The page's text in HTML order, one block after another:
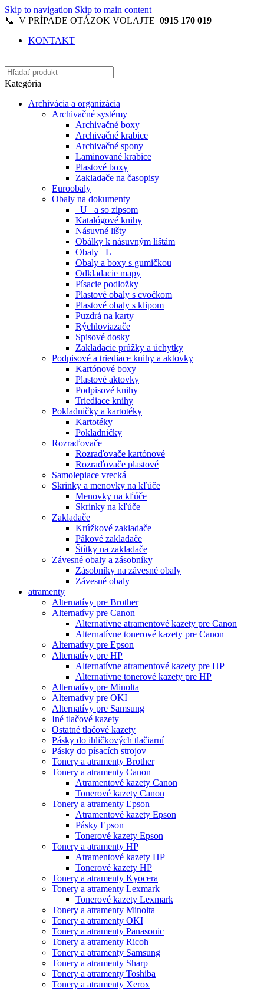
Skip to navigation Skip to main content
📞 V PRÍPADE OTÁZOK VOLAJTE 0915 170 019
KONTAKT
Kategória
Archivácia a organizácia
Archivačné systémy
Archivačné boxy
Archivačné krabice
Archivačné spony
Laminované krabice
Plastové boxy
Zakladače na časopisy
Euroobaly
Obaly na dokumenty
_U_ a so zipsom
Katalógové knihy
Násuvné lišty
Obálky k násuvným lištám
Obaly _L_
Obaly a boxy s gumičkou
Odkladacie mapy
Písacie podložky
Plastové obaly s cvočkom
Plastové obaly s klipom
Puzdrá na karty
Rýchloviazače
Spisové dosky
Zakladacie prúžky a úchytky
Podpisové a triediace knihy a aktovky
Kartónové boxy
Plastové aktovky
Podpisové knihy
Triediace knihy
Pokladničky a kartotéky
Kartotéky
Pokladničky
Rozraďovače
Rozraďovače kartónové
Rozraďovače plastové
Samolepiace vrecká
Skrinky a menovky na kľúče
Menovky na kľúče
Skrinky na kľúče
Zakladače
Krúžkové zakladače
Pákové zakladače
Štítky na zakladače
Závesné obaly a zásobníky
Zásobníky na závesné obaly
Závesné obaly
atramenty
Alternatívy pre Brother
Alternatívy pre Canon
Alternatívne atramentové kazety pre Canon
Alternatívne tonerové kazety pre Canon
Alternatívy pre Epson
Alternatívy pre HP
Alternatívne atramentové kazety pre HP
Alternatívne tonerové kazety pre HP
Alternatívy pre Minolta
Alternatívy pre OKI
Alternatívy pre Samsung
Iné tlačové kazety
Ostatné tlačové kazety
Pásky do ihličkových tlačiarní
Pásky do písacích strojov
Tonery a atramenty Brother
Tonery a atramenty Canon
Atramentové kazety Canon
Tonerové kazety Canon
Tonery a atramenty Epson
Atramentové kazety Epson
Pásky Epson
Tonerové kazety Epson
Tonery a atramenty HP
Atramentové kazety HP
Tonerové kazety HP
Tonery a atramenty Kyocera
Tonery a atramenty Lexmark
Tonerové kazety Lexmark
Tonery a atramenty Minolta
Tonery a atramenty OKI
Tonery a atramenty Panasonic
Tonery a atramenty Ricoh
Tonery a atramenty Samsung
Tonery a atramenty Sharp
Tonery a atramenty Toshiba
Tonery a atramenty Xerox